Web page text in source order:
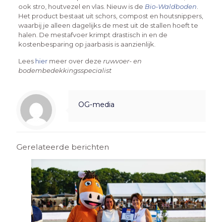
ook stro, houtvezel en vlas. Nieuw is de Bio-Waldboden
Het product bestaat uit schors, compost en houtsnippers,
waarbij je alleen dagelijks de mest uit de stallen hoeft te
halen. De mestafvoer krimpt drastisch in en de
kostenbesparing op jaarbasis is aanzienlijk.
Lees hiermeer over deze ruwvoer- en
bodembedekkingsspecialist
OG-media
Gerelateerde berichten